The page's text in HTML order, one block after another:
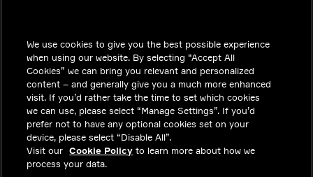
INDUSTRIES
APPROFONDIMENTI
SOLUZIONI
POSIZIONI LAVORATIVE
INVESTITORI
We use cookies to give you the best possible experience
when using our website. By selecting “Accept All
Cookies” we can bring you relevant and personalized
content – and generally give you a much more enhanced
visit. If you’d rather take the time to set which cookies
we can use, please select “Manage Settings”. If you’d
prefer not to have any optional cookies set on your
device, please select “Disable All”.
Visit our Cookie Policy to learn more about how we
process your data.